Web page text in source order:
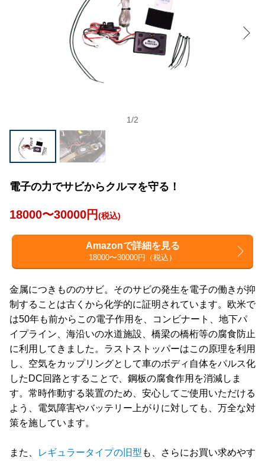
1/2
電子の力でサビからクルマを守る！
18000〜30000円(税込)
Amazonで詳細を見る
18000〜30000円（税込）
金属につきもののサビ。そのサビの発生を電子の働きが抑
制することは古くから化学的に証明されています。欧米で
は50年も前からこの電子作用を、コンビナート、地下パ
イプライン、海沿いの水道施設、橋梁の橋桁等の腐食防止
に利用してきました。ラストストッパーはこの原理を利用
し、空気をカップリングとして車のボディ自体をパルス化
したDC回路とすることで、鋼板の腐食作用を消減しま
す。常時作動する装置のため、安心してご使用いただける
よう、電気障害やバッテリー上がりに対しても、万全な対
策を施しています。
また、 レギュラータイプの旧型 も、さらにお買い求めやす